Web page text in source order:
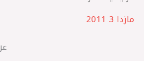
مازدا 3 2011